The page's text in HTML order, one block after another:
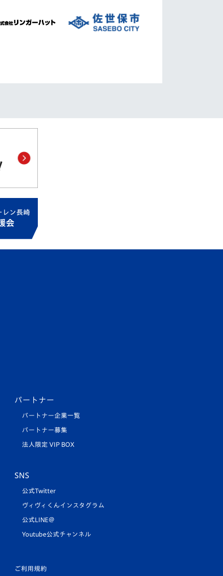
パートナー
パートナー企業一覧
パートナー募集
法人限定 VIP BOX
SNS
公式Twitter
ヴィヴィくんインスタグラム
公式LINE＠
Youtube公式チャンネル
ご利用規約